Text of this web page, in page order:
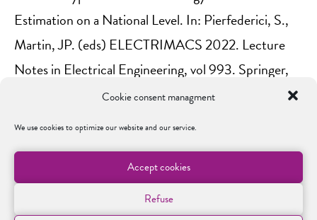
Cookie consent managment
We use cookies to optimize our website and our service.
Accept cookies
Refuse
Estimation on a National Level. In: Pierfederici, S.,
Martin, JP. (eds) ELECTRIMACS 2022. Lecture
Notes in Electrical Engineering, vol 993. Springer,
Questions soulevées/Challenges Scientifiques :
– Est-ce que l’information des évènements locale
planifiée (e.g. une fête, une grève), extraire par les